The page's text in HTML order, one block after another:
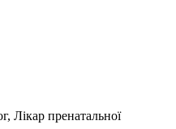
Лікар пренатальної